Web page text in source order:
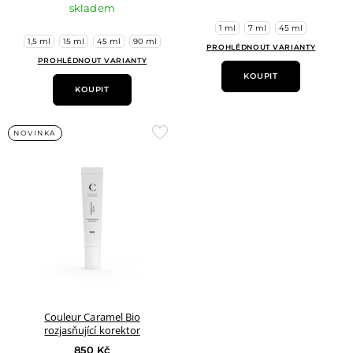
skladem
1,5 ml 15 ml 45 ml 90 ml
PROHLÉDNOUT VARIANTY
KOUPIT
1 ml 7 ml 45 ml
PROHLÉDNOUT VARIANTY
KOUPIT
NOVINKA
Přidat
Couleur Caramel Bio
rozjasňující korektor
850 Kč